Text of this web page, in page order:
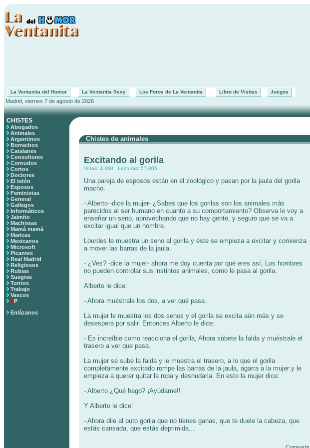
La Ventanita del Humor La Ventanita Sexy Los Foros de La Ventanita Libro de Visitas Juegos
Madrid, viernes 7 de agosto de 2026
CHISTES
Abogados
Animales
Argentinos
Borrachos
Catalanes
Consultores
Cornudos
Cortos
Doctores
El telón
Esposos
Feministas
General
Gallegos
Informáticos
Jaimito
Machistas
Mamá mamá
Maricas
Mexicanos
Microsoft
Picantes
Real Madrid
Religiosos
Rubias
Suegras
Tontos
Trabajo
Vascos
ZP
Enlázanos
Chistes de animales
Excitando al gorila
Votos: 4.460 Lecturas: 57.805
Una pareja de esposos están en el zoológico y pasan por la jaula del gorila
macho.
- Alberto -dice la mujer- ¿Sabes que los gorilas son los animales más
parecidos al ser humano en cuanto a su comportamiento? Observa le voy a
enseñar un seno, aprovechando que no hay gente, y seguro que se va a
excitar igual que un hombre.
Lourdes le muestra un seno al gorila y éste se empieza a excitar y comienza
a mover las barras de la jaula.
- ¿Ves? -dice la mujer- ahora me doy cuenta por qué eres así, Los hombres
no pueden controlar sus instintos animales, como le pasa al gorila.
Alberto le dice:
- Ahora muéstrale los dos, a ver qué pasa.
La mujer le muestra los dos senos y el gorila se excita aún más y se
desespera por salir. Entonces Alberto le dice:
- Es increíble como reacciona el gorila, Ahora súbete la falda y muéstrale el
trasero a ver que pasa.
La mujer se sube la falda y le muestra el trasero, a lo que el gorila
completamente excitado rompe las barras de la jaula, agarra a la mujer y le
empieza a querer quitar la ropa y desnudarla. En esto la mujer dice:
- Alberto ¿Qué hago? ¡Ayúdame!!
Y Alberto le dice:
- Ahora dile al puto gorila que no tienes ganas, que te duele la cabeza, que
estás cansada, que estás deprimida...